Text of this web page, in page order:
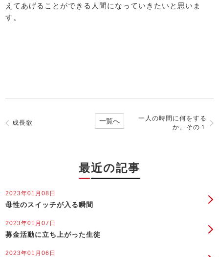
えてあげることができる人間になっていきたいと思いま
す。
成長欲
一人の時間に何をする
か。その１
一覧へ
最近の記事
2023年01月08日
母性のスイッチが入る瞬間
2023年01月07日
募金活動に立ち上がった生徒
2023年01月06日